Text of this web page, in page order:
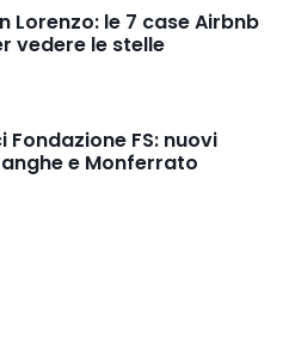
Lorenzo: le 7 case Airbnb
vedere le stelle
Fondazione FS: nuovi
e Monferrato